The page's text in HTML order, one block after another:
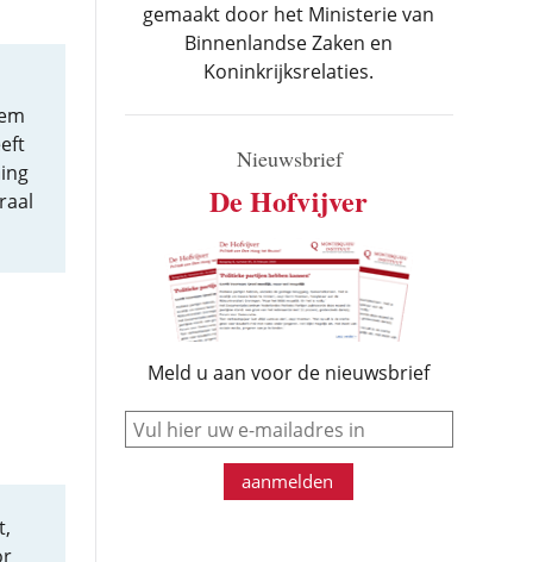
gemaakt door het Ministerie van
Binnenlandse Zaken en
Koninkrijksrelaties.
Nieuwsbrief
De Hofvijver
Meld u aan voor de nieuwsbrief
e-mail
aanmelden